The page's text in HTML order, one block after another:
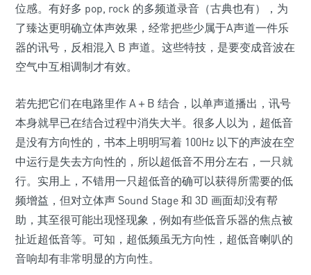
位感。有好多 pop, rock 的多频道录音（古典也有），为
了臻达更明确立体声效果，经常把些少属于A声道一件乐
器的讯号，反相混入 B 声道。这些特技，是要变成音波在
空气中互相调制才有效。
若先把它们在电路里作 A＋B 结合，以单声道播出，讯号
本身就早已在结合过程中消失大半。很多人以为，超低音
是没有方向性的，书本上明明写着 100Hz 以下的声波在空
中运行是失去方向性的，所以超低音不用分左右，一只就
行。实用上，不错用一只超低音的确可以获得所需要的低
频增益，但对立体声 Sound Stage 和 3D 画面却没有帮
助，其至很可能出现怪现象，例如有些低音乐器的焦点被
扯近超低音等。可知，超低频虽无方向性，超低音喇叭的
音响却有非常明显的方向性。